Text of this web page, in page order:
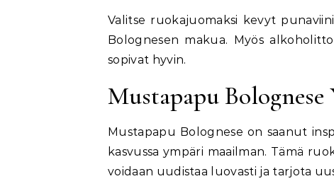
Valitse ruokajuomaksi kevyt
Bolognesen makua. Myös
sopivat hyvin.
Mustapapu
Mustapapu Bolognese on saanut
kasvussa ympäri maailman. Tämä
voidaan uudistaa luovasti ja tarjota